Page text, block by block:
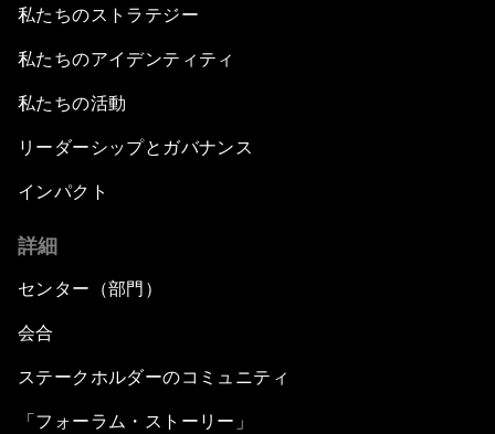
私たちのストラテジー
私たちのアイデンティティ
私たちの活動
リーダーシップとガバナンス
インパクト
詳細
センター（部門）
会合
ステークホルダーのコミュニティ
「フォーラム・ストーリー」